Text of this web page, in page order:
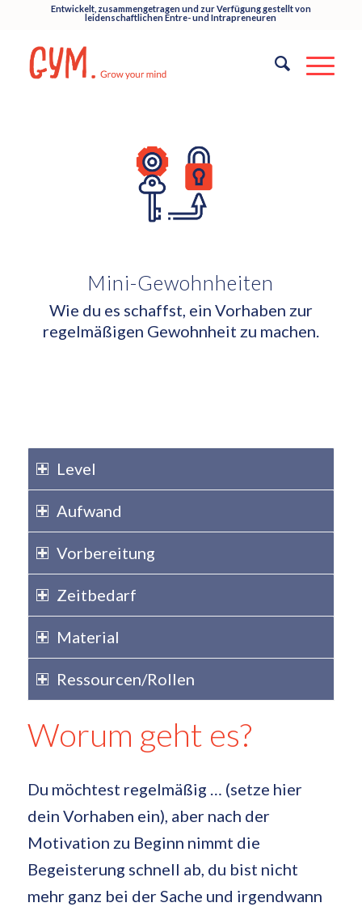
Entwickelt, zusammengetragen und zur Verfügung gestellt von
leidenschaftlichen Entre- und Intrapreneuren
Mini-Gewohnheiten
Wie du es schaffst, ein Vorhaben zur
regelmäßigen Gewohnheit zu machen.
Level
Aufwand
Vorbereitung
Zeitbedarf
Material
Ressourcen/Rollen
Worum geht es?
Du möchtest regelmäßig … (setze hier
dein Vorhaben ein), aber nach der
Motivation zu Beginn nimmt die
Begeisterung schnell ab, du bist nicht
mehr ganz bei der Sache und irgendwann